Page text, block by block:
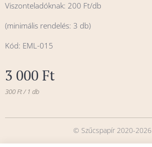
Viszonteladóknak: 200 Ft/db
(minimális rendelés: 3 db)
Kód: EML-015
3 000 Ft
300 Ft / 1 db
© Szűcspapír 2020-2026